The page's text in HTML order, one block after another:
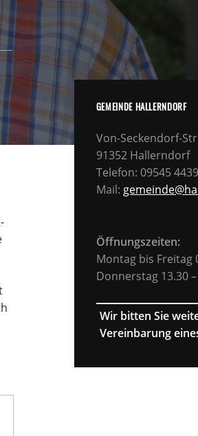
GEMEINDE HALLERNDORF
Von-Seckendorf-
91352 Hallerndorf
Telefon: 09545
Mail:
Öffnungszeiten:
Montag bis Freitag
Donnerstag 13.30
Wir bitten Sie
Vereinbarung